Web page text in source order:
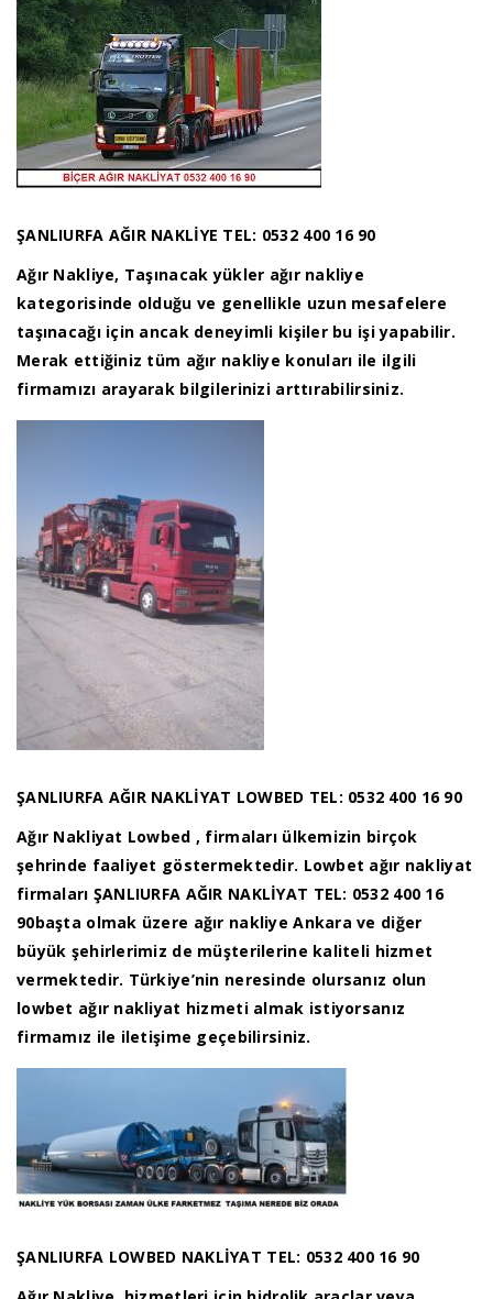
ŞANLIURFA AĞIR NAKLİYE TEL: 0532 400 16 90
Ağır Nakliye, Taşınacak yükler ağır nakliye
kategorisinde olduğu ve genellikle uzun mesafelere
taşınacağı için ancak deneyimli kişiler bu işi yapabilir.
Merak ettiğiniz tüm ağır nakliye konuları ile ilgili
firmamızı arayarak bilgilerinizi arttırabilirsiniz.
ŞANLIURFA AĞIR NAKLİYAT LOWBED TEL: 0532 400 16 90
Ağır Nakliyat Lowbed , firmaları ülkemizin birçok
şehrinde faaliyet göstermektedir. Lowbet ağır nakliyat
firmaları ŞANLIURFA AĞIR NAKLİYAT TEL: 0532 400 16
90başta olmak üzere ağır nakliye Ankara ve diğer
büyük şehirlerimiz de müşterilerine kaliteli hizmet
vermektedir. Türkiye’nin neresinde olursanız olun
lowbet ağır nakliyat hizmeti almak istiyorsanız
firmamız ile iletişime geçebilirsiniz.
ŞANLIURFA LOWBED NAKLİYAT TEL: 0532 400 16 90